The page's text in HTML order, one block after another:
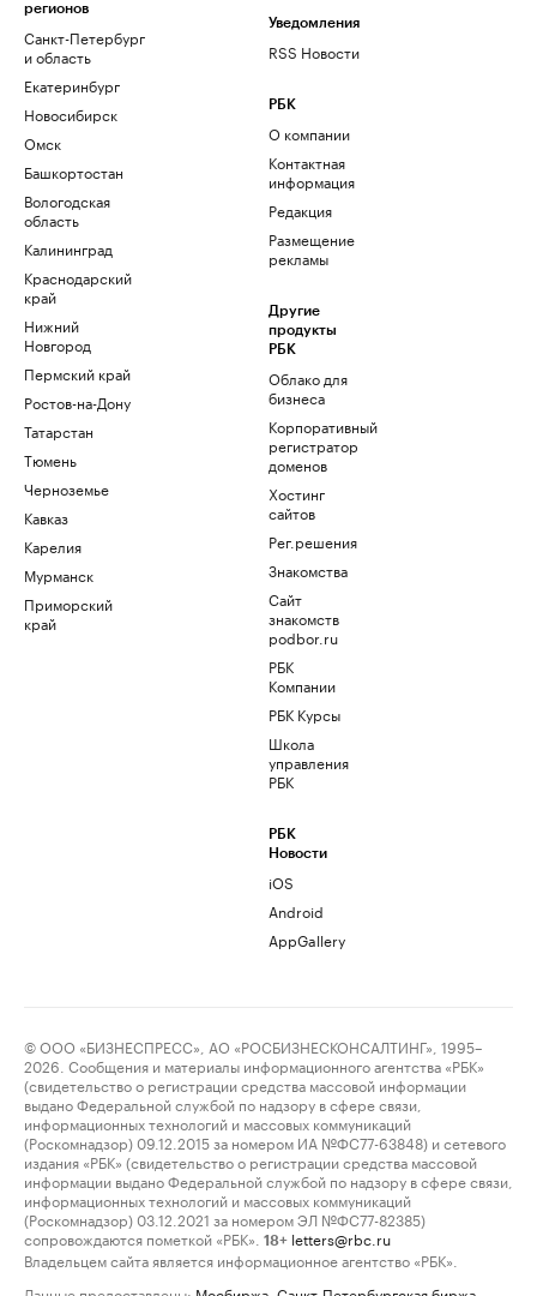
регионов
Санкт-Петербург
и область
Екатеринбург
Новосибирск
Омск
Башкортостан
Вологодская
область
Калининград
Краснодарский
край
Нижний
Новгород
Пермский край
Ростов-на-Дону
Татарстан
Тюмень
Черноземье
Кавказ
Карелия
Мурманск
Приморский
край
Уведомления
RSS Новости
РБК
О компании
Контактная
информация
Редакция
Размещение
рекламы
Другие
продукты
РБК
Облако для
бизнеса
Корпоративный
регистратор
доменов
Хостинг
сайтов
Рег.решения
Знакомства
Сайт
знакомств
podbor.ru
РБК
Компании
РБК Курсы
Школа
управления
РБК
РБК
Новости
iOS
Android
AppGallery
© ООО «БИЗНЕСПРЕСС», АО «РОСБИЗНЕСКОНСАЛТИНГ», 1995–
2026. Сообщения и материалы информационного агентства «РБК»
(свидетельство о регистрации средства массовой информации
выдано Федеральной службой по надзору в сфере связи,
информационных технологий и массовых коммуникаций
(Роскомнадзор) 09.12.2015 за номером ИА №ФС77-63848) и сетевого
издания «РБК» (свидетельство о регистрации средства массовой
информации выдано Федеральной службой по надзору в сфере связи,
информационных технологий и массовых коммуникаций
(Роскомнадзор) 03.12.2021 за номером ЭЛ №ФС77-82385)
сопровождаются пометкой «РБК».
18+ letters@rbc.ru
Владельцем сайта является информационное агентство «РБК».